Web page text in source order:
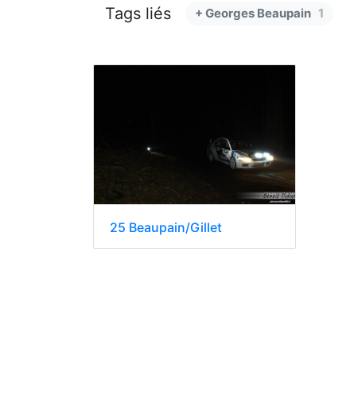
Tags liés + Georges Beaupain 1
25 Beaupain/Gillet